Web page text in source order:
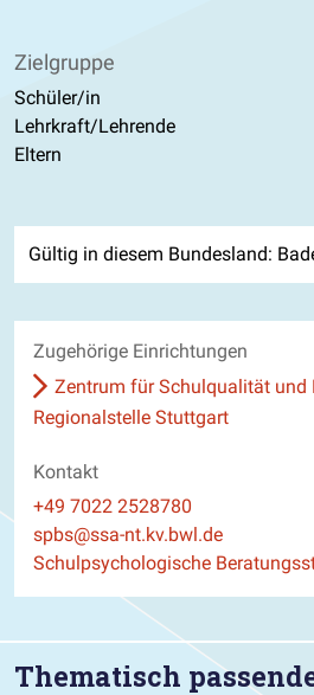
Zielgruppe
Schüler/in
Lehrkraft/Lehrende
Eltern
Gültig in diesem Bundesland:
Zugehörige Einrichtungen
Zentrum für Schulqualität und
Regionalstelle Stuttgart
Kontakt
Telefon
+49 7022 2528780
E-Mail
spbs@ssa-nt.kv.bwl.de
Website
Schulpsychologische
Thematisch